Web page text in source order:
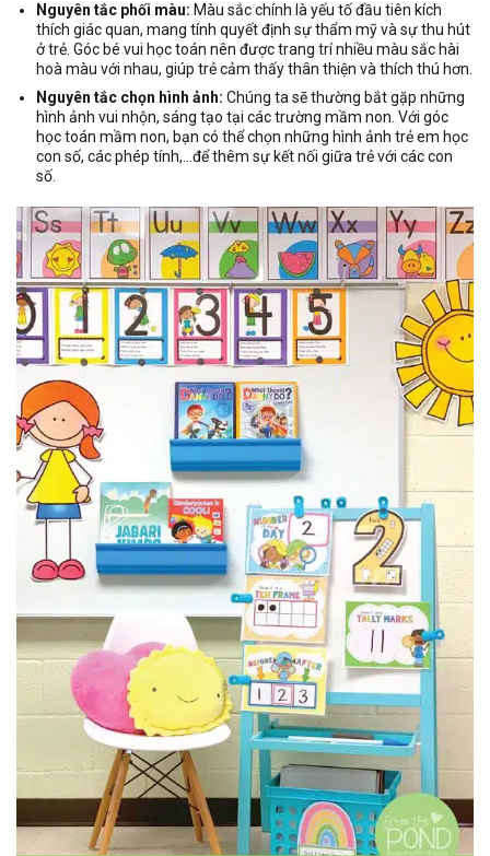
Nguyên tắc phối màu: Màu sắc chính là yếu tố đầu tiên kích
thích giác quan, mang tính quyết định sự thẩm mỹ và sự thu hút
ở trẻ. Góc bé vui học toán nên được trang trí nhiều màu sắc hài
hoà màu với nhau, giúp trẻ cảm thấy thân thiện và thích thú hơn.
Nguyên tắc chọn hình ảnh: Chúng ta sẽ thường bắt gặp những
hình ảnh vui nhộn, sáng tạo tại các trường mầm non. Với góc
học toán mầm non, bạn có thể chọn những hình ảnh trẻ em học
con số, các phép tính,…để thêm sự kết nối giữa trẻ với các con
số.